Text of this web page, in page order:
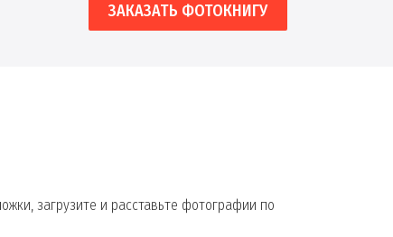
ЗАКАЗАТЬ ФОТОКНИГУ
загрузите и расставьте фотографии по